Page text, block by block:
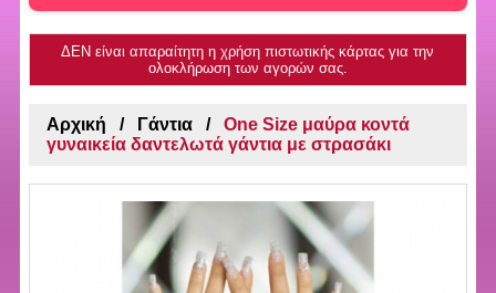
ΔΕΝ είναι απαραίτητη η χρήση πιστωτικής κάρτας για την
ολοκλήρωση των αγορών σας.
Αρχική Γάντια
One Size μαύρα κοντά
γυναικεία δαντελωτά γάντια με στρασάκι